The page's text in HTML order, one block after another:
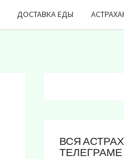
ДОСТАВКА ЕДЫ
ВСЯ
ТЕЛЕГРАМЕ